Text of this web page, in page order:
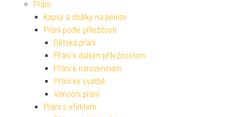
Přání
Kapsy a obálky na peníze
Přání podle příležitosti
Dětská přání
Přání k dalším příležitostem
Přání k narozeninám
Přání ke svatbě
Vánoční přání
Přání s efektem